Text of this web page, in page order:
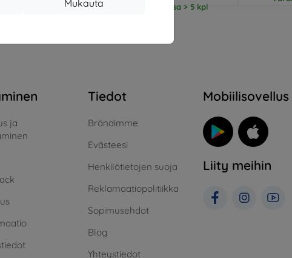
Mukauta
Varastossa > 5 kpl Varastossa > 5 kpl
ja
Tiedot
Brändimme
Evästeesi
Henkilötietojen suoja
Reklamaatiopolitiikka
Sopimusehdot
Blog
Yhteystiedot
Mobiilisovellus
Liity meihin